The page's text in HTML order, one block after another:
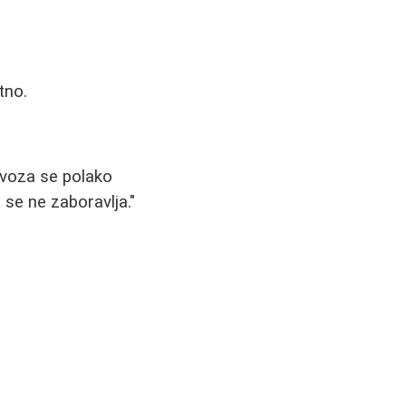
se polako
ne zaboravlja."